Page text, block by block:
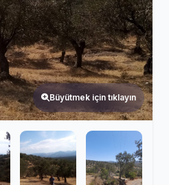
Büyütmek için tıklayın